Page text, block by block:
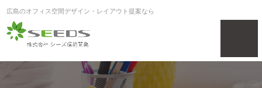
広島のオフィス空間デザイン・レイアウト提案なら